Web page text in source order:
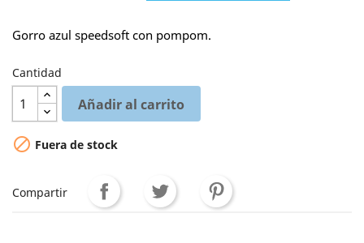
Gorro azul speedsoft con pompom.
Cantidad
Añadir al carrito
 Fuera de stock
Compartir